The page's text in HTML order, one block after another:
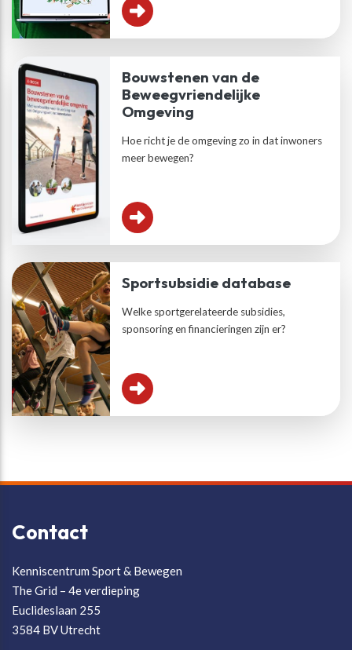
Bouwstenen van de
Beweegvriendelijke
Omgeving
Hoe richt je de omgeving zo in dat inwoners
meer bewegen?
Sportsubsidie database
Welke sportgerelateerde subsidies,
sponsoring en financieringen zijn er?
Contact
Kenniscentrum Sport & Bewegen
The Grid – 4e verdieping
Euclideslaan 255
3584 BV Utrecht